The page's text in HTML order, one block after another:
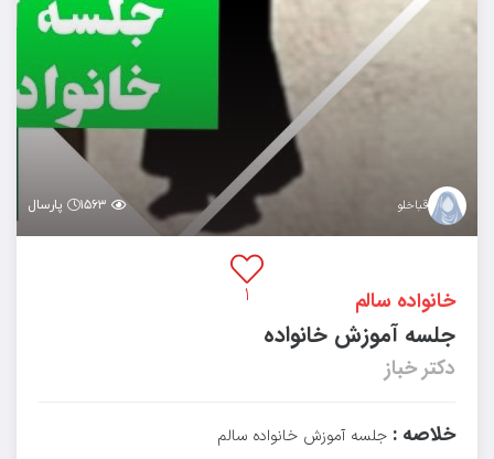
قباخلو ۱۵۶۳ پارسال
۱ خانواده سالم
جلسه آموزش خانواده
دکتر خباز
خلاصه : جلسه آموزش خانواده سالم